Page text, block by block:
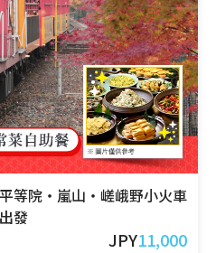
等院・嵐山・嵯峨野小火車
發
JPY11,000